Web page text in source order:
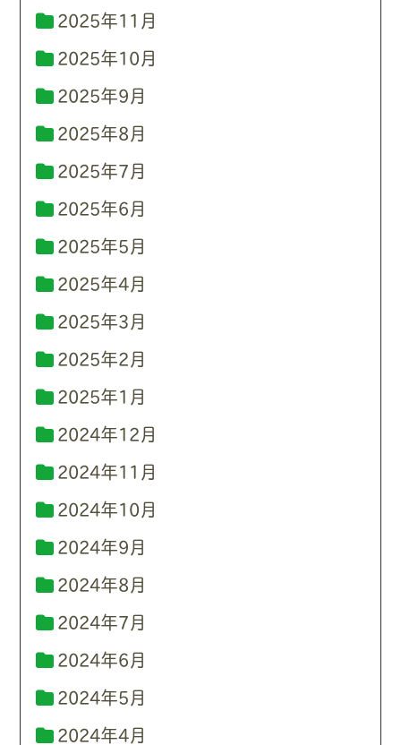
2025年11月
2025年10月
2025年9月
2025年8月
2025年7月
2025年6月
2025年5月
2025年4月
2025年3月
2025年2月
2025年1月
2024年12月
2024年11月
2024年10月
2024年9月
2024年8月
2024年7月
2024年6月
2024年5月
2024年4月